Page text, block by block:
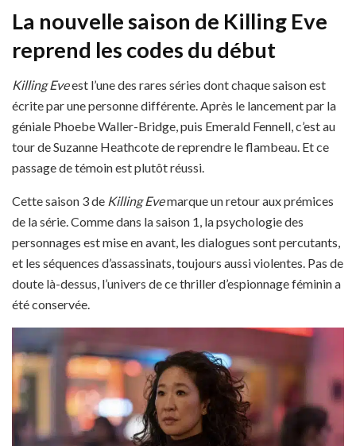
La nouvelle saison de Killing Eve
reprend les codes du début
Killing Eveest l’une des rares séries dont chaque saison est
écrite par une personne différente. Après le lancement par la
géniale Phoebe Waller-Bridge, puis Emerald Fennell, c’est au
tour de Suzanne Heathcote de reprendre le flambeau. Et ce
passage de témoin est plutôt réussi.
Cette saison 3 de Killing Evemarque un retour aux prémices
de la série. Comme dans la saison 1, la psychologie des
personnages est mise en avant, les dialogues sont percutants,
et les séquences d’assassinats, toujours aussi violentes. Pas de
doute là-dessus, l’univers de ce thriller d’espionnage féminin a
été conservée.